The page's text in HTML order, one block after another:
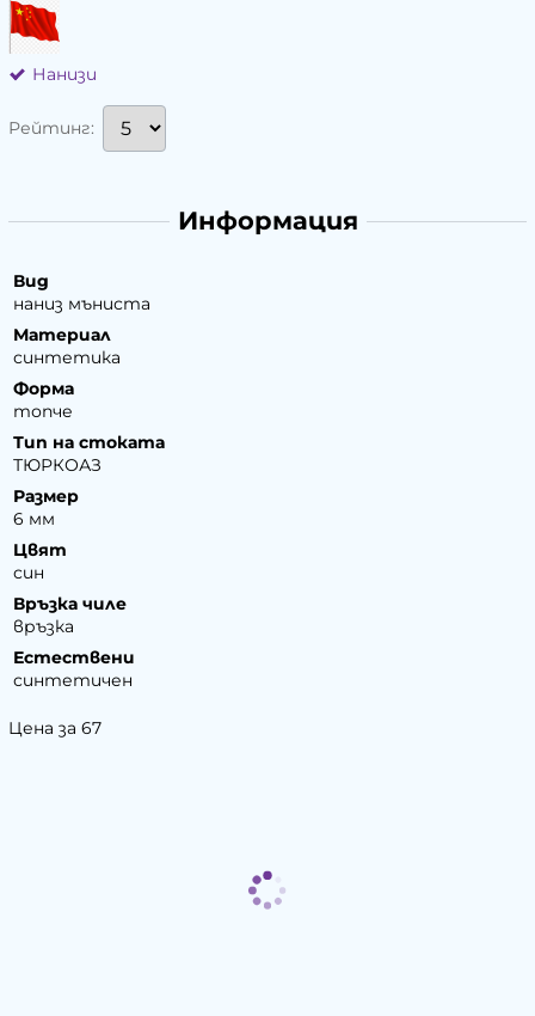
Нанизи
Рейтинг:
Информация
Вид
наниз мъниста
Материал
синтетика
Форма
топче
Тип на стоката
ТЮРКОАЗ
Размер
6 мм
Цвят
син
Връзка чиле
връзка
Естествени
синтетичен
Цена за 67